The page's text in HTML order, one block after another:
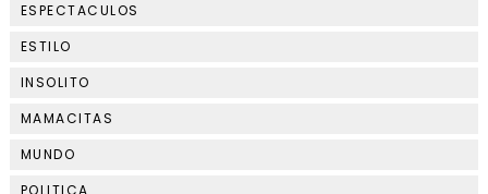
ESPECTACULOS
ESTILO
INSOLITO
MAMACITAS
MUNDO
POLITICA